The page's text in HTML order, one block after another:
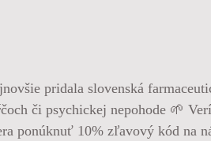
pridala slovenská
či psychickej nepohode 🌱
ponúknuť 10% zľavový kód na